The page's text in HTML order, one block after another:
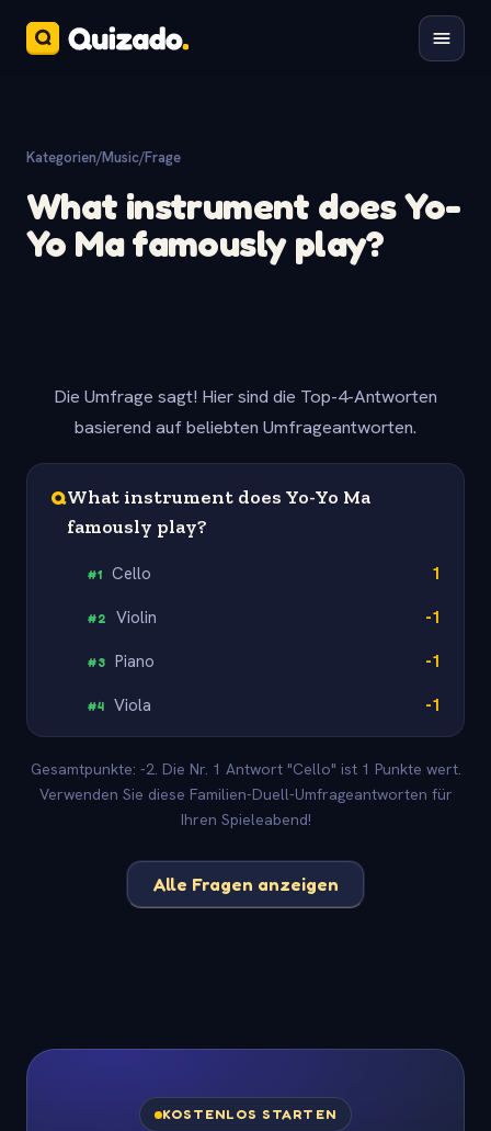
Kategorien/Music/Frage
What instrument does Yo-
Yo Ma famously play?
Die Umfrage sagt! Hier sind die Top-4-Antworten
basierend auf beliebten Umfrageantworten.
QWhat instrument does Yo-Yo Ma
famously play?
#1 Cello 1
#2 Violin -1
#3 Piano -1
#4 Viola -1
Gesamtpunkte: -2. Die Nr. 1 Antwort "Cello" ist 1 Punkte wert.
Verwenden Sie diese Familien-Duell-Umfrageantworten für
Ihren Spieleabend!
Alle Fragen anzeigen
KOSTENLOS STARTEN